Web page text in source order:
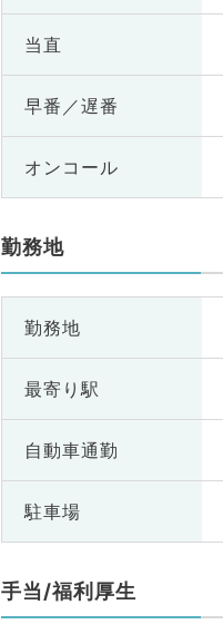
当直
早番／遅番
オンコール
勤務地
勤務地
最寄り駅
自動車通勤
駐車場
手当/福利厚生